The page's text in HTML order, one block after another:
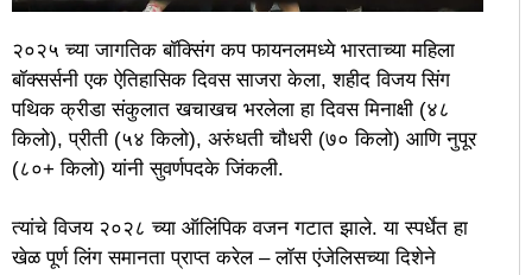
२०२५ च्या जागतिक बॉक्सिंग कप फायनलमध्ये भारताच्या महिला
बॉक्सर्सनी एक ऐतिहासिक दिवस साजरा केला, शहीद विजय सिंग
पथिक क्रीडा संकुलात खचाखच भरलेला हा दिवस मिनाक्षी (४८
किलो), प्रीती (५४ किलो), अरुंधती चौधरी (७० किलो) आणि नुपूर
(८०+ किलो) यांनी सुवर्णपदके जिंकली.
त्यांचे विजय २०२८ च्या ऑलिंपिक वजन गटात झाले. या स्पर्धेत हा
खेळ पूर्ण लिंग समानता प्राप्त करेल – लॉस एंजेलिसच्या दिशेने